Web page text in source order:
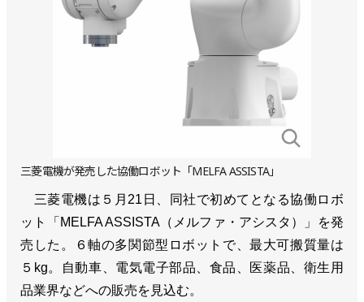
三菱電機が発売した協働ロボット「MELFA ASSISTA」
三菱電機は５月21日、同社で初めてとなる協働ロボ
ット「MELFA ASSISTA（メルファ・アシスタ）」を発
売した。６軸の多関節型ロボットで、最大可搬質量は
５kg。自動車、電気電子部品、食品、医薬品、衛生用
品業界などへの販売を見込む。